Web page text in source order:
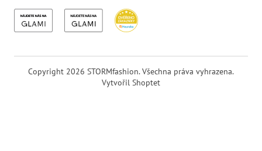
Vytvořil Shoptet
Copyright 2026 STORMfashion. Všechna práva vyhrazena.